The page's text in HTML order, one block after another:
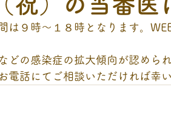
は９時～１８時となります。
どの感染症の拡大傾向が認めら
電話にてご相談いただければ幸い